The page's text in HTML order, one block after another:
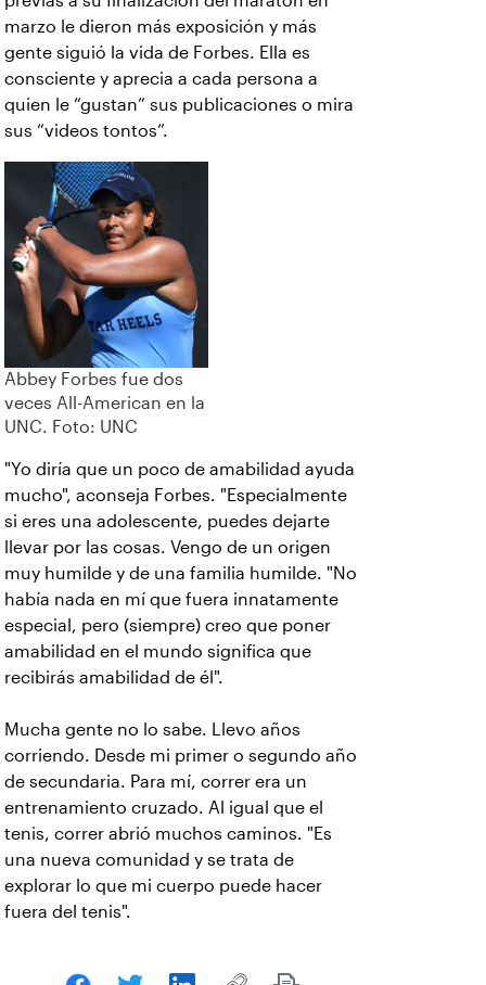
marzo le dieron más exposición y más
gente siguió la vida de Forbes. Ella es
consciente y aprecia a cada persona a
quien le “gustan” sus publicaciones o mira
sus “videos tontos”.
Abbey Forbes fue dos
veces All-American en la
UNC. Foto: UNC
"Yo diría que un poco de amabilidad ayuda
mucho", aconseja Forbes. "Especialmente
si eres una adolescente, puedes dejarte
llevar por las cosas. Vengo de un origen
muy humilde y de una familia humilde. "No
había nada en mí que fuera innatamente
especial, pero (siempre) creo que poner
amabilidad en el mundo significa que
recibirás amabilidad de él".
Mucha gente no lo sabe. Llevo años
corriendo. Desde mi primer o segundo año
de secundaria. Para mí, correr era un
entrenamiento cruzado. Al igual que el
tenis, correr abrió muchos caminos. "Es
una nueva comunidad y se trata de
explorar lo que mi cuerpo puede hacer
fuera del tenis".